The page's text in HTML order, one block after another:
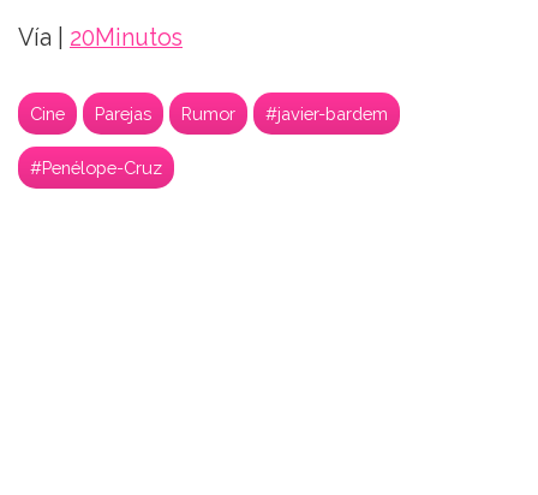
Vía | 20Minutos
Cine Parejas Rumor #javier-bardem
#Penélope-Cruz